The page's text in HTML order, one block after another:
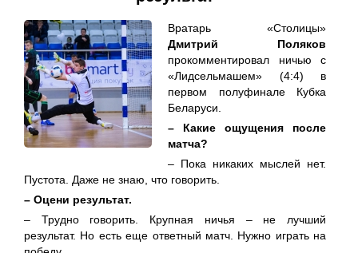
Вратарь «Столицы»
Дмитрий Поляков
прокомментировал ничью с
«Лидсельмашем» (4:4) в
первом полуфинале Кубка
Беларуси.
– Какие ощущения после
матча?
– Пока никаких мыслей нет.
Пустота. Даже не знаю, что говорить.
– Оцени результат.
– Трудно говорить. Крупная ничья – не лучший
результат. Но есть еще ответный матч. Нужно играть на